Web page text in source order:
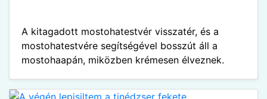
A kitagadott mostohatestvér visszatér, és a
mostohatestvére segítségével bosszút áll a
mostohaapán, miközben krémesen élveznek.